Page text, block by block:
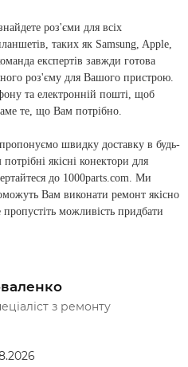
роз'єми для всіх
таких як Samsung, Apple,
експертів завжди готова
роз'єму для Вашого пристрою.
та електронній пошті, щоб
те, що Вам потрібно.
швидку доставку в будь-
якісні конектори для
до 1000parts.com. Ми
Вам виконати ремонт якісно
можливість придбати
з ремонту